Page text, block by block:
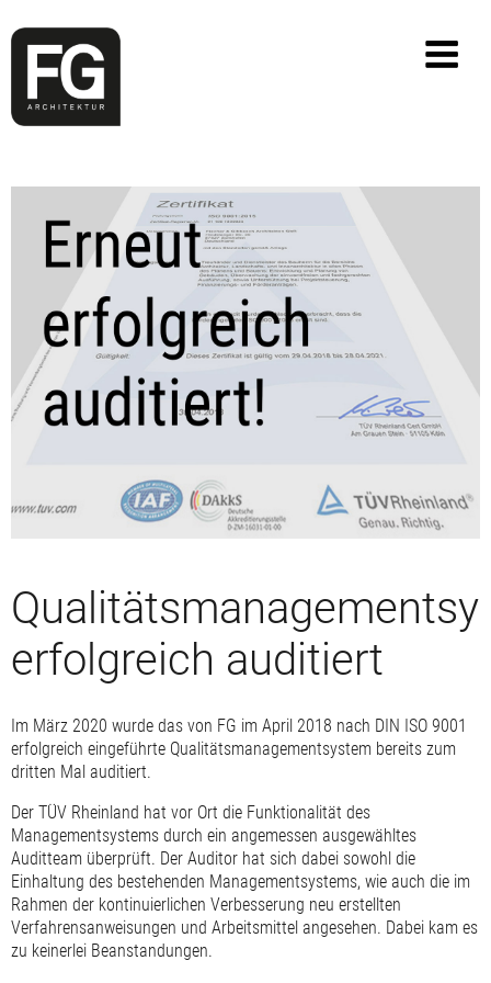
erfolgreich auditiert
Im März 2020 wurde das von FG im April 2018 nach DIN ISO 9001
erfolgreich eingeführte Qualitätsmanagementsystem bereits zum
dritten Mal auditiert.
Der TÜV Rheinland hat vor Ort die Funktionalität des
Managementsystems durch ein angemessen ausgewähltes
Auditteam überprüft. Der Auditor hat sich dabei sowohl die
Einhaltung des bestehenden Managementsystems, wie auch die im
Rahmen der kontinuierlichen Verbesserung neu erstellten
Verfahrensanweisungen und Arbeitsmittel angesehen. Dabei kam es
zu keinerlei Beanstandungen.